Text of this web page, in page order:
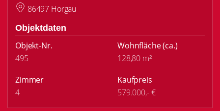
86497 Horgau
Objektdaten
Objekt-Nr.
495
Wohnfläche(ca.)
128,80 m²
Zimmer
4
Kaufpreis
579.000,- €